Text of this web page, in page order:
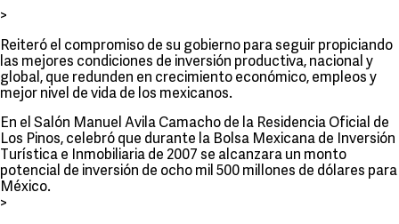
>
Reiteró el compromiso de su gobierno para seguir propiciando
las mejores condiciones de inversión productiva, nacional y
global, que redunden en crecimiento económico, empleos y
mejor nivel de vida de los mexicanos.
En el Salón Manuel Avila Camacho de la Residencia Oficial de
Los Pinos, celebró que durante la Bolsa Mexicana de Inversión
Turística e Inmobiliaria de 2007 se alcanzara un monto
potencial de inversión de ocho mil 500 millones de dólares para
México.
>